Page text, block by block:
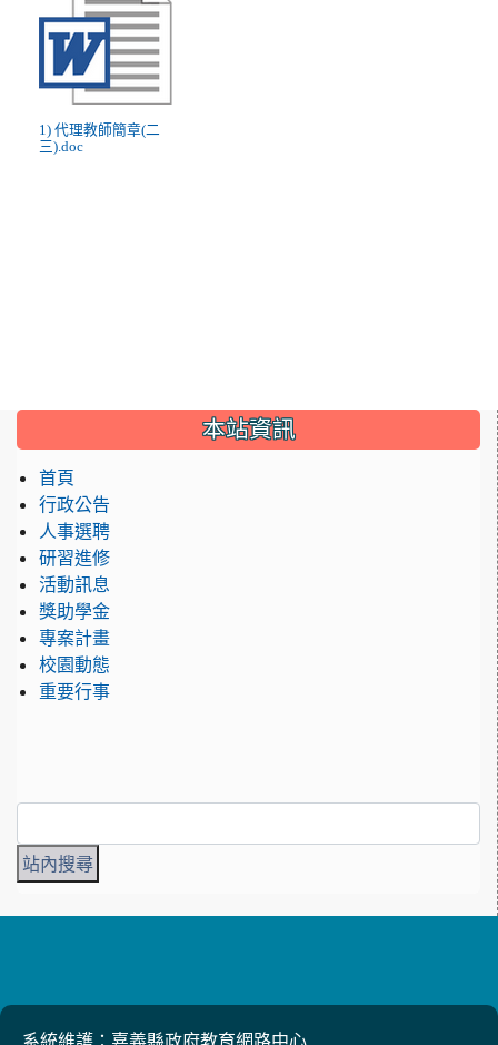
1) 代理教師簡章(二
三).doc
::: 本站資訊
首頁
行政公告
人事選聘
研習進修
活動訊息
獎助學金
專案計畫
校園動態
重要行事
系統維護：嘉義縣政府教育網路中心